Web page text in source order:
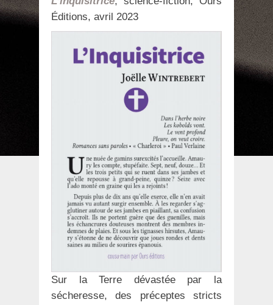
Éditions, avril 2023
Sur la Terre dévastée par la
sécheresse, des préceptes stricts